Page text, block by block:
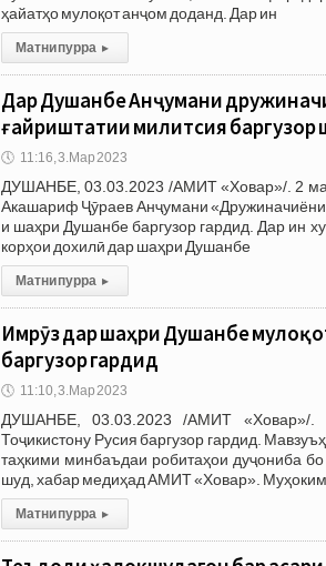
ҳайатҳо мулоқот анҷом доданд. Дар ин
Матни пурра ▸
Дар Душанбе Анҷумани
ғайриштатии милитсия баргузор
🕔 11:16, 3.Мар 2023
ДУШАНБЕ, 03.03.2023 /АМИТ «Ховар»/. 2
Акашариф Ҷӯраев Анҷумани
и шаҳри Душанбе баргузор гардид. Дар ин
корҳои дохилӣ дар шаҳри Душанбе
Матни пурра ▸
Имрӯз дар шаҳри Душанбе
баргузор гардид
🕔 11:10, 3.Мар 2023
ДУШАНБЕ, 03.03.2023 /АМИТ «Ховар»/.
Тоҷикистону Русия баргузор гардид.
таҳкими минбаъдаи робитаҳои дуҷониба
шуд, хабар медиҳад АМИТ «Ховар».
Матни пурра ▸